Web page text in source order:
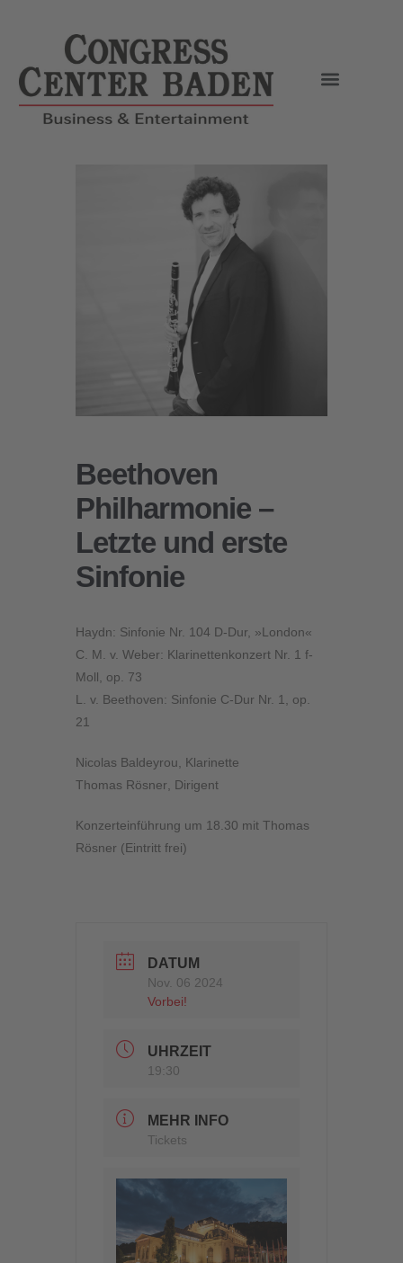
Beethoven
Philharmonie –
Letzte und erste
Sinfonie
Haydn: Sinfonie Nr. 104 D-Dur, »London«
C. M. v. Weber: Klarinettenkonzert Nr. 1 f-
Moll, op. 73
L. v. Beethoven: Sinfonie C-Dur Nr. 1, op.
21
Nicolas Baldeyrou , Klarinette
Thomas Rösner , Dirigent
Konzerteinführung um 18.30 mit Thomas
Rösner (Eintritt frei)
DATUM
Nov. 06 2024
Vorbei!
UHRZEIT
19:30
MEHR INFO
Tickets